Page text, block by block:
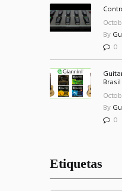
By
0
Brasil
By
0
Etiquetas